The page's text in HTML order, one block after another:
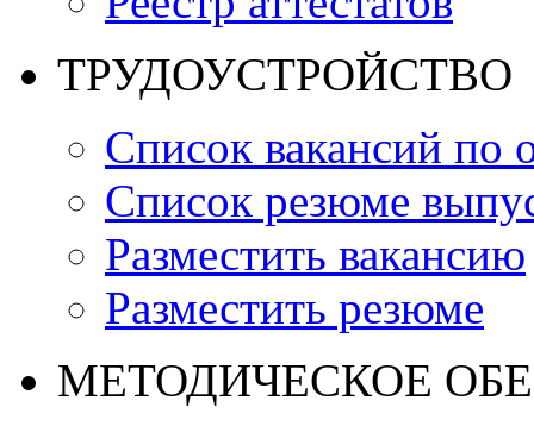
ТРУДОУСТРОЙСТВО
Список вакансий по
Список резюме
Разместить вакансию
Разместить резюме
МЕТОДИЧЕСКОЕ